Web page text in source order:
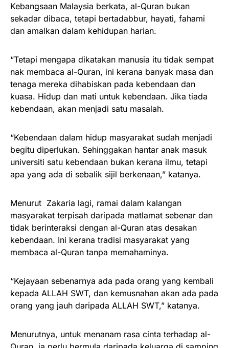
Kebangsaan Malaysia berkata, al-Quran bukan
sekadar dibaca, tetapi bertadabbur, hayati, fahami
dan amalkan dalam kehidupan harian.
“Tetapi mengapa dikatakan manusia itu tidak sempat
nak membaca al-Quran, ini kerana banyak masa dan
tenaga mereka dihabiskan pada kebendaan dan
kuasa. Hidup dan mati untuk kebendaan. Jika tiada
kebendaan, akan menjadi satu masalah.
“Kebendaan dalam hidup masyarakat sudah menjadi
begitu diperlukan. Sehinggakan hantar anak masuk
universiti satu kebendaan bukan kerana ilmu, tetapi
apa yang ada di sebalik sijil berkenaan,” katanya.
Menurut Zakaria lagi, ramai dalam kalangan
masyarakat terpisah daripada matlamat sebenar dan
tidak berinteraksi dengan al-Quran atas desakan
kebendaan. Ini kerana tradisi masyarakat yang
membaca al-Quran tanpa memahaminya.
“Kejayaan sebenarnya ada pada orang yang kembali
kepada ALLAH SWT, dan kemusnahan akan ada pada
orang yang jauh daripada ALLAH SWT,” katanya.
Menurutnya, untuk menanam rasa cinta terhadap al-